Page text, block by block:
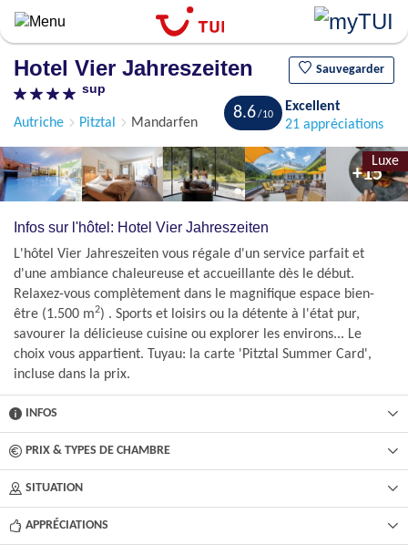
Aller
au
principal
Hotel Vier Jahreszeiten
sup
Sauvegarder
Autriche Pitztal Mandarfen
Luxe
8.6
Excellent
21 appréciations
+15
Infos sur l'hôtel: Hotel Vier Jahreszeiten
L'hôtel Vier Jahreszeiten vous régale d'un service parfait et
d'une ambiance chaleureuse et accueillante dès le début.
Relaxez-vous complètement dans le magnifique espace bien-
être (1.500 m2) . Sports et loisirs ou la détente à l'état pur,
savourer la délicieuse cuisine ou explorer les environs... Le
choix vous appartient. Tuyau: la carte 'Pitztal Summer Card',
incluse dans la prix.
INFOS
PRIX & TYPES DE CHAMBRE
SITUATION
APPRÉCIATIONS